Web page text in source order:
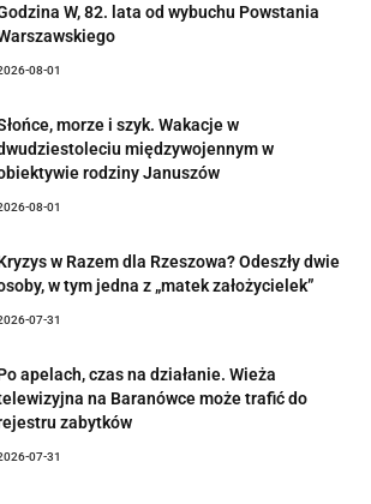
W, 82. lata od wybuchu Powstania
08-01
morze i szyk. Wakacje w
międzywojennym w
rodziny Januszów
08-01
w Razem dla Rzeszowa? Odeszły dwie
w tym jedna z „matek założycielek”
07-31
apelach, czas na działanie. Wieża
na Baranówce może trafić do
zabytków
07-31